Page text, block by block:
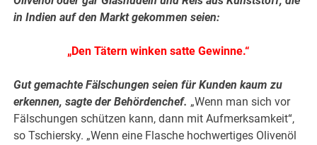
in Indien auf den Markt gekommen seien:
„Den Tätern winken satte Gewinne.“
Gut gemachte Fälschungen seien für Kunden kaum zu
erkennen, sagte der Behördenchef. „Wenn man sich vor
Fälschungen schützen kann, dann mit Aufmerksamkeit“,
so Tschiersky. „Wenn eine Flasche hochwertiges Olivenöl